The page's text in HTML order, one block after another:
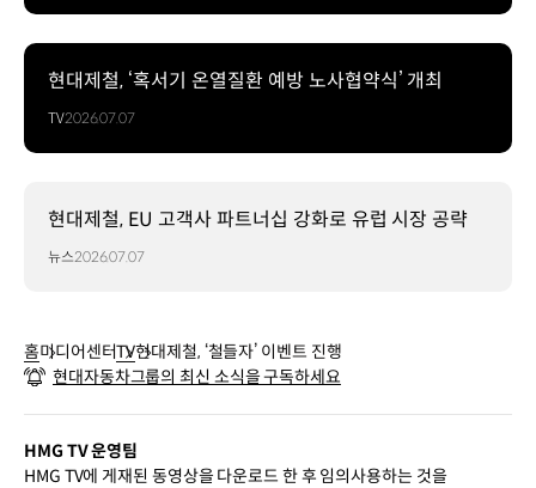
현대제철, ‘혹서기 온열질환 예방 노사협약식’ 개최
TV2026.07.07
현대제철, EU 고객사 파트너십 강화로 유럽 시장 공략
뉴스2026.07.07
홈미디어센터TV현대제철, ‘철들자’ 이벤트 진행
현대자동차그룹의 최신 소식을 구독하세요
HMG TV 운영팀
HMG TV에 게재된 동영상을 다운로드 한 후 임의사용하는 것을